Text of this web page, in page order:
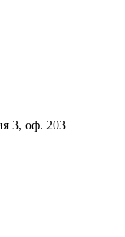
3, оф. 203